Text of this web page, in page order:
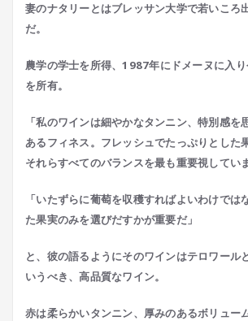
妻のナタリーとはブレッサン大学で若いころ
だ。
農学の学士を所得、1987年にドメーヌに入
を所有。
「私のワインは細やかなタンニン、特別感を
あるフィネス。フレッシュでたっぷりとした
それらすべてのバランスを最も重要視してい
「いたずらに葡萄を収穫すればよいわけでは
た果実のみを選びだすかが重要だ」
と、彼の語るようにそのワインはテロワール
いうべき、高品質なワイン。
赤は柔らかいタンニン、厚みのあるボリュー